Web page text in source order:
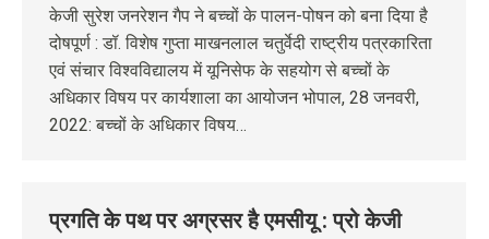
केजी सुरेश जनरेशन गैप ने बच्चों के पालन-पोषन को बना दिया है
दोषपूर्ण : डॉ. विशेष गुप्ता माखनलाल चतुर्वेदी राष्ट्रीय पत्रकारिता
एवं संचार विश्वविद्यालय में यूनिसेफ के सहयोग से बच्चों के
अधिकार विषय पर कार्यशाला का आयोजन भोपाल, 28 जनवरी,
2022: बच्चों के अधिकार विषय…
प्रगति के पथ पर अग्रसर है एमसीयू : प्रो केजी